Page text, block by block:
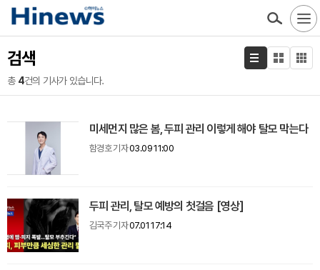
검색
총 4건의 기사가 있습니다.
미세먼지 많은 봄, 두피 관리 이렇게 해야 탈모 막는다
함경호 기자03.09 11:00
두피 관리, 탈모 예방의 첫걸음 [영상]
김국주 기자07.01 17:14